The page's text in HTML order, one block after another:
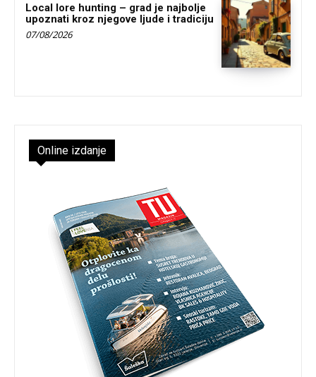
Local lore hunting – grad je najbolje
upoznati kroz njegove ljude i tradiciju
07/08/2026
Online izdanje